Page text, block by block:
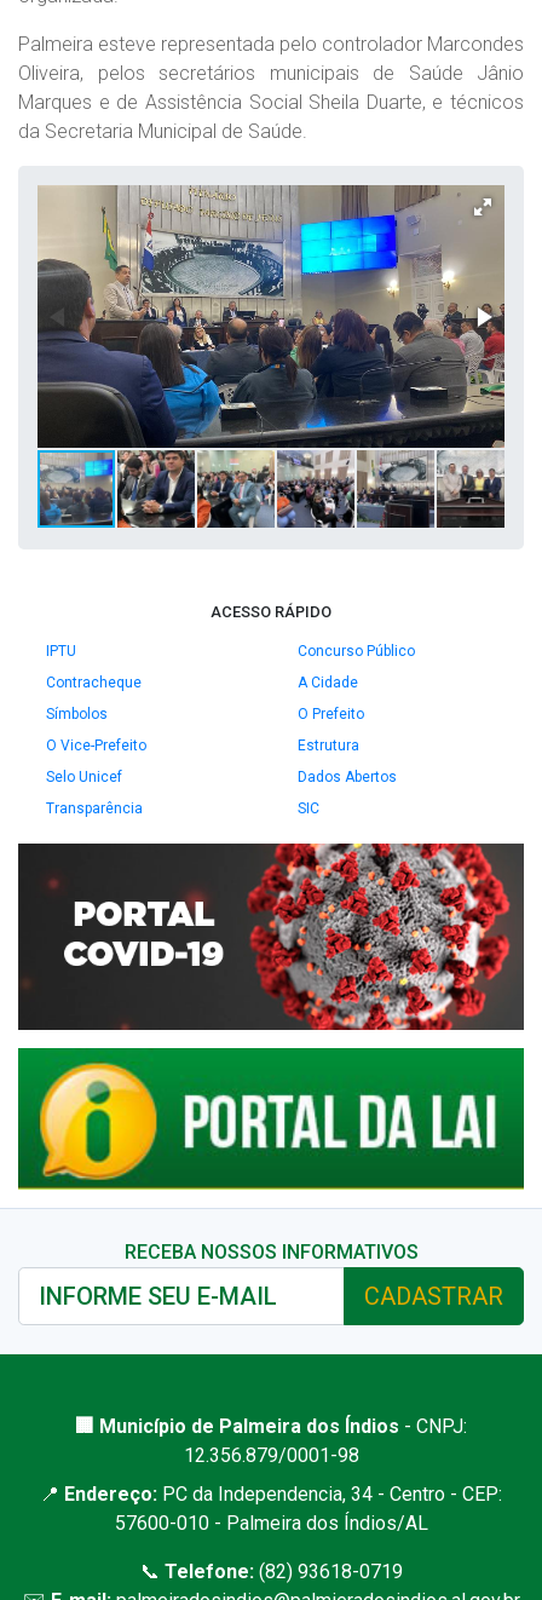
Palmeira esteve representada pelo controlador Marcondes
Oliveira, pelos secretários municipais de Saúde Jânio
Marques e de Assistência Social Sheila Duarte, e técnicos
da Secretaria Municipal de Saúde.
ACESSO RÁPIDO
IPTU
Concurso Público
Contracheque
A Cidade
Símbolos
O Prefeito
O Vice-Prefeito
Estrutura
Selo Unicef
Dados Abertos
Transparência
SIC
RECEBA NOSSOS INFORMATIVOS
CADASTRAR
🏢 Município de Palmeira dos Índios - CNPJ:
12.356.879/0001-98
📍 Endereço: PC da Independencia, 34 - Centro - CEP:
57600-010 - Palmeira dos Índios/AL
📞 Telefone:(82) 93618-0719